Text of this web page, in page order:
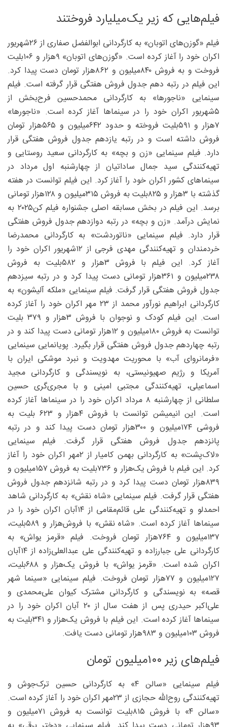
فیلم‌هایی که زیر یک‌میلیارد فروختند
فیلم «گوزن‌های اتوبان» به کارگردانی ابوالفضل صفاری از ۲۶شهریور
اکران خود را آغاز کرده است. «گوزن‌های اتوبان» ۹‌هزار و ۱۰۶بلیت
فروخت و به فروش ۸۴۰‌میلیون و ۸۶۲‌هزار تومان دست پیدا کرد.
این فیلم در رتبه دهم جدول فروش هفتگی قرار گرفته است. فیلم
سینمایی «ناجورها» به کارگردانی محمدحسین فرح‌بخش از
۵شهریور اکران خود را در سینماها آغاز کرده است. «ناجورها»
۷‌هزار و ۵۹۱بلیت فروخته و حدود ۶۴۲‌میلیون و ۵۶۵‌هزار تومان
فروش داشته است و در رتبه یازدهم جدول فروش هفتگی قرار
دارد. فیلم سینمایی «زن و بچه» به کارگردانی سعید روستایی و
تهیه‌کنندگی سید جمال ساداتیان از چهارشنبه اول مرداد در
سینماهای کشور اکران خود را آغاز کرد. این فیلم توانست در هفته
گذشته با ۳‌هزار و ۸۲۵بلیت به فروش ۳۱۵‌میلیون و ۱۲۸‌هزار تومانی
برسد. این فیلم در بخش مسابقه اصلی جشنواره فیلم کن۲۰۲۵ به
نمایش درآمد. «زن و بچه» در رتبه دوازدهم جدول فروش هفتگی
قرار دارد. فیلم سینمایی «ناتوردشت» به کارگردانی محمدرضا
خردمندان و تهیه‌کنندگی مهدی فرجی از ۱۲شهریور اکران خود را
آغاز کرد. این فیلم با فروش ۳‌هزار و ۵۸۲بلیت به فروش
۲۳۸‌میلیون و ۳۶۱‌هزار تومانی دست پیدا کرد و در رتبه سیزدهم
جدول فروش هفتگی قرار گرفت. فیلم سینمایی «ملکه آلیشون» به
کارگردانی ابراهیم نورآور محمد از ۲۳ مهر اکران خود را آغاز کرده
است. این فیلم کودک و نوجوان با فروش ۳‌هزار و ۳۷۹ بلیت
توانست به فروش ۱۸۰‌میلیون و ۱۲‌هزار تومانی دست پیدا کند و در
رتبه چهاردهم جدول فروش هفتگی قرار بگیرد. پویانمایی سینمایی
«فرمانروای آب» با محوریت مهدویت و نبرد موشکی ایران با
آمریکا و رژیم صهیونیستی، به نویسندگی و کارگردانی مجید
اسماعیلی، تهیه‌کنندگی مجتبی امینی و با مجری‌گری حسین
سلطانی از چهارشنبه ۸ مرداد اکران خود را در سینماها آغاز کرده
است. این انیمیشن توانست با فروش ۴‌هزار و ۶۲۳ بلیت به
فروشی ۱۷۴‌میلیون و ۳۰۰‌هزار تومان دست پیدا کند و در رتبه
پانزدهم جدول فروش هفتگی قرار گرفت. فیلم سینمایی
«لاک‌پشت» به کارگردانی بهمن کامیار از ۲مهر اکران خود را آغاز
کرد. این فیلم با فروش یک‌هزار و ۷۳۶بلیت به فروش ۱۵۷‌میلیون و
۸۳۹‌هزار تومان دست پیدا کرد و در رتبه شانزدهم جدول فروش
هفتگی قرار گرفت. فیلم سینمایی «شاه نقش» به کارگردانی شاهد
احمدلو و تهیه‌کنندگی علی قائم‌مقامی از ۱۴آبان اکران خود را در
سینماها آغاز کرده است. «شاه نقش» با فروش‌هزار و ۵۸۹بلیت،
۱۳۷‌میلیون و ۷۶۴‌هزار تومان فروخت. فیلم «قرمز‌ یواش» به
کارگردانی علی جبارزاده و تهیه‌کنندگی علی عبدالعلی‌زاده از ۱۴آبان
اکران شده است. «قرمز یواش» با فروش ‌یک‌هزار و ۶۸۸بلیت،
۱۲۷‌میلیون و ۷۷‌هزار تومان فروخت. فیلم سینمایی «سینما شهر
قصه» به نویسندگی و کارگردانی مشترک کیوان علی‌محمدی و
علی‌اکبر حیدری پس از هفت سال از ۲۰ آبان اکران خود را در
سینماها آغاز کرده است. این فیلم با فروش‌ یک‌هزار و ۳۴۱بلیت به
فروش ۱۰۳‌میلیون و ۹۸۳‌هزار تومانی دست یافت.
فیلم‌های زیر ۱۰۰‌میلیون تومان
فیلم سینمایی «سالن ۴» به کارگردانی حسین ترک‌جوش و
تهیه‌کنندگی روح‌الله حجازی از ۲۳مهر اکران خود را آغاز کرده است.
«سالن ۴» با فروش ۸۱۵بلیت توانست به فروش ۷۱‌میلیون و